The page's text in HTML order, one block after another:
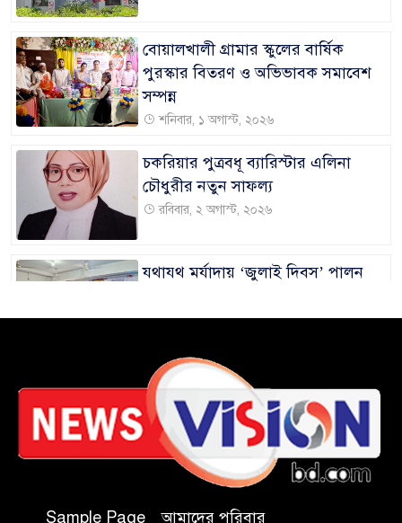
বোয়ালখালী গ্রামার স্কুলের বার্ষিক
পুরস্কার বিতরণ ও অভিভাবক সমাবেশ
সম্পন্ন
শনিবার, ১ অগাস্ট, ২০২৬
চকরিয়ার পুত্রবধূ ব্যারিস্টার এলিনা
চৌধুরীর নতুন সাফল্য
রবিবার, ২ অগাস্ট, ২০২৬
যথাযথ মর্যাদায় ‘জুলাই দিবস’ পালন
বুধবার, ৫ অগাস্ট, ২০২৬
জুলাই গণঅভ্যুত্থানের দ্বিতীয় বার্ষিকী
উপলক্ষে ইবি প্রশাসনের নানা কর্মসূচি
মঙ্গলবার, ৪ অগাস্ট, ২০২৬
ইবিতে নিয়োগ বিতর্ক, ফ্যাক্টস ফাইন্ডিং
কমিটিতে চতুরতার আশ্রয় প্রশাসনের
Sample Page আমাদের পরিবার